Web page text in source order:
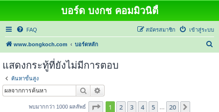
บอร์ด บงกช คอมมิวนิตี้
FAQ เข้าสู่ระบบ
สมัครสมาชิก
www.bongkoch.com บอร์ดหลัก
แสดงกระทู้ที่ยังไม่มีการตอบ
ค้นหาขั้นสูง
ค้นหา
พบมากกว่า 1000 ผลลัพธ์ หน้า จากทั้งหมด 20
1 2 3 4 5 20